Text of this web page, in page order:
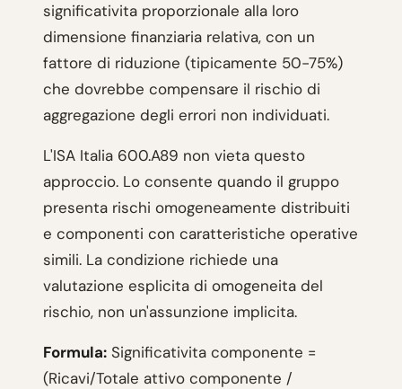
significativita proporzionale alla loro
dimensione finanziaria relativa, con un
fattore di riduzione (tipicamente 50-75%)
che dovrebbe compensare il rischio di
aggregazione degli errori non individuati.
L'ISA Italia 600.A89 non vieta questo
approccio. Lo consente quando il gruppo
presenta rischi omogeneamente distribuiti
e componenti con caratteristiche operative
simili. La condizione richiede una
valutazione esplicita di omogeneita del
rischio, non un'assunzione implicita.
Formula: Significativita componente =
(Ricavi/Totale attivo componente /